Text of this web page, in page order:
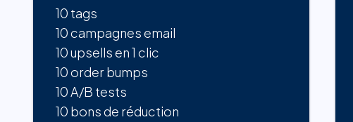
10 tags
10 campagnes email
10 upsells en 1 clic
10 order bumps
10 A/B tests
10 bons de réduction